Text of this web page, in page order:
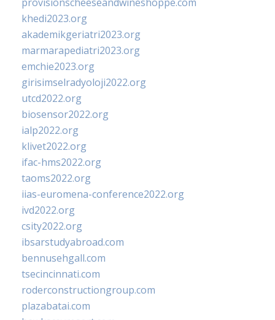
khedi2023.org
akademikgeriatri2023.org
marmarapediatri2023.org
emchie2023.org
girisimselradyoloji2022.org
utcd2022.org
biosensor2022.org
ialp2022.org
klivet2022.org
ifac-hms2022.org
taoms2022.org
iias-euromena-conference2022.org
ivd2022.org
csity2022.org
ibsarstudyabroad.com
bennusehgall.com
tsecincinnati.com
roderconstructiongroup.com
plazabatai.com